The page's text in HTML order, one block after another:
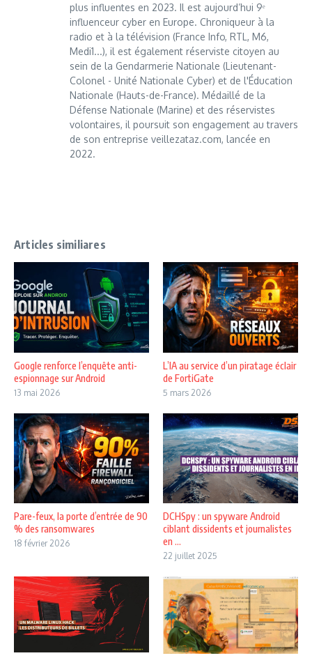
plus influentes en 2023. Il est aujourd’hui 9ᵉ
influenceur cyber en Europe. Chroniqueur à la
radio et à la télévision (France Info, RTL, M6,
Medi1...), il est également réserviste citoyen au
sein de la Gendarmerie Nationale (Lieutenant-
Colonel - Unité Nationale Cyber) et de l'Éducation
Nationale (Hauts-de-France). Médaillé de la
Défense Nationale (Marine) et des réservistes
volontaires, il poursuit son engagement au travers
de son entreprise veillezataz.com, lancée en
2022.
Articles similiares
Google renforce l’enquête anti-
espionnage sur Android
13 mai 2026
L’IA au service d’un piratage éclair
de FortiGate
5 mars 2026
Pare-feux, la porte d’entrée de 90
% des ransomwares
18 février 2026
DCHSpy : un spyware Android
ciblant dissidents et journalistes
en ...
22 juillet 2025